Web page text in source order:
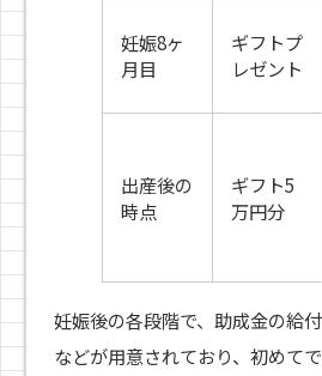
妊娠8ヶ
月目
ギフトプ
レゼント
出産後の
時点
ギフト5
万円分
妊娠後の各段階で、助成金の給
などが用意されており、初めて